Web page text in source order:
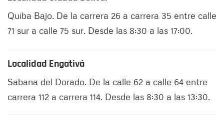
Quiba Bajo. De la carrera 26 a carrera 35 entre calle
71 sur a calle 75 sur. Desde las 8:30 a las 17:00.
Localidad Engativá
Sabana del Dorado. De la calle 62 a calle 64 entre
carrera 112 a carrera 114. Desde las 8:30 a las 13:30.